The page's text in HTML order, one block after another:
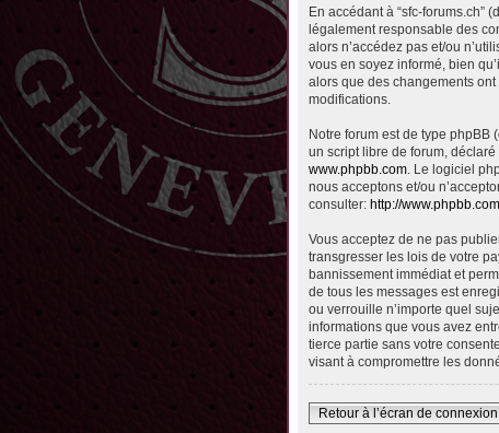
En accédant à “sfc-forums.ch”
légalement responsable des
alors n’accédez pas et/ou
vous en soyez informé, bien
alors que des changements
modifications.
Notre forum est de type phpBB
un script libre de forum, déclaré
www.phpbb.com. Le logiciel
nous acceptons et/ou
consulter: http://
Vous acceptez de ne pas
transgresser les lois de votre
bannissement immédiat et
de tous les messages est
ou verrouille n’importe quel
informations que vous avez
tierce partie sans votre
visant à compromettre les
Retour à l’écran de connexion